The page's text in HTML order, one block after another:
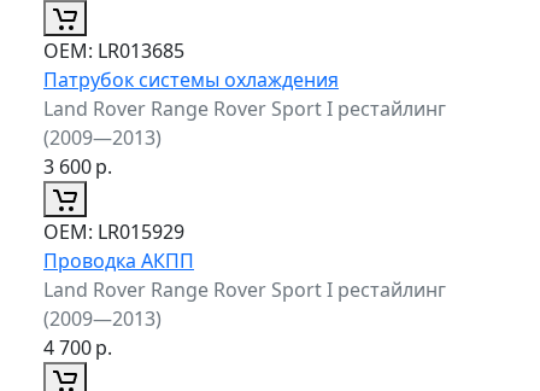
ОЕМ: LR013685
Патрубок системы охлаждения
Land Rover Range Rover Sport I рестайлинг
(2009—2013)
3 600р.
ОЕМ: LR015929
Проводка АКПП
Land Rover Range Rover Sport I рестайлинг
(2009—2013)
4 700р.